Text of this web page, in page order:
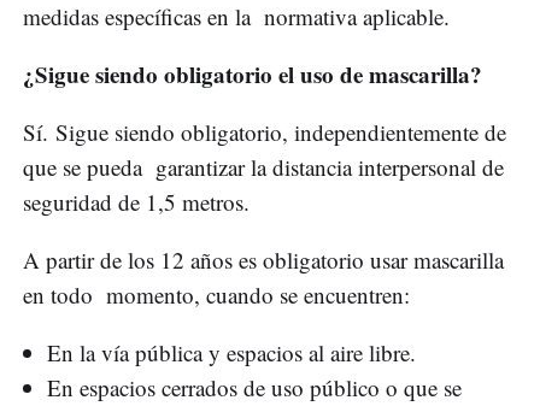
medidas específicas en la normativa aplicable.
¿Sigue siendo obligatorio el uso de mascarilla?
Sí. Sigue siendo obligatorio, independientemente de
que se pueda garantizar la distancia interpersonal de
seguridad de 1,5 metros.
A partir de los 12 años es obligatorio usar mascarilla
en todo momento, cuando se encuentren:
En la vía pública y espacios al aire libre.
En espacios cerrados de uso público o que se